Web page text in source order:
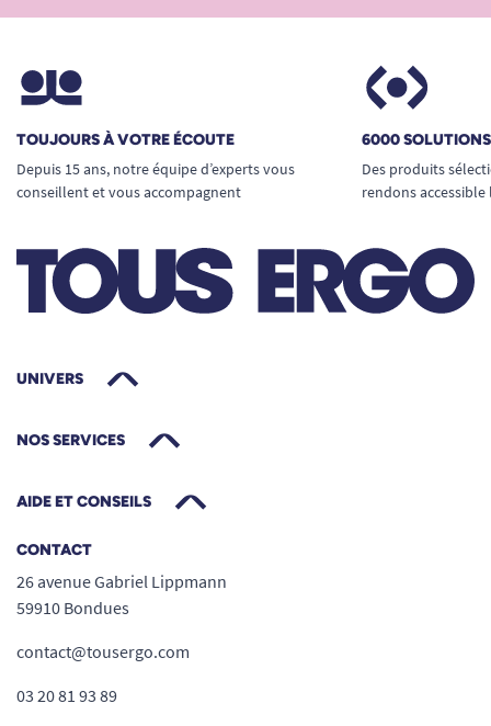
TOUJOURS À VOTRE ÉCOUTE
Depuis 15 ans, notre équipe d’experts vous
conseillent et vous accompagnent
6000
Des produits
rendons
UNIVERS
NOS SERVICES
AIDE ET CONSEILS
CONTACT
26 avenue Gabriel Lippmann
59910 Bondues
contact@tousergo.com
03 20 81 93 89